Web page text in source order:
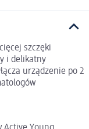
szczęki
i delikatny
urządzenie po 2